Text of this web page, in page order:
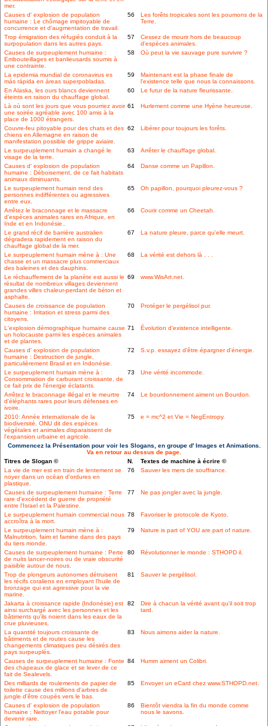
mer.
Causes d' explosion de population
humaine : Le chômage impitoyable de
concurrence et d'augmentation de travail.
56
Les forêts tropicales sont les poumons de la
Terre.
Trop émigration des réfugiés conduit à la
surpopulation dans les autres pays.
57
Cessez de mourir hors de beaucoup
d'espèces animales.
Causes de surpeuplement humaine :
Embouteillages et banlieusards soumis à
une contrainte.
58 Où peut la vie sauvage pure survivre ?
La epidemia mundial de coronavirus es
más rápida en áreas superpobladas.
59
Maintenant est la phase finale de
l'existence telle que nous la connaissons.
En Alaska, les ours blancs deviennent
éteints en raison du chauffage global.
60 Le futur de la nature fleurissante.
Là où sont les jours que vous pourriez avoir
une soirée agréable avec 100 amis à la
place de 1000 étrangers.
61 Hurlement comme une Hyène heureuse.
Couvre-feu pitoyable pour des chats et des
chiens en Allemagne en raison de
manifestation possible de grippe aviaire.
62 Libérer pour toujours les forêts.
Le surpeuplement humain a changé le
visage de la terre.
63 Arrêter le chauffage global.
Causes d' explosion de population
humaine : Déboisement, de ce fait habitats
animaux diminuants.
64 Danse comme un Papillon.
Le surpeuplement humain rend des
personnes indifférentes ou agressives
entre eux.
65 Oh papillon, pourquoi pleurez-vous ?
Arrêtez le braconnage et le massacre
d'espèces animales rares en Afrique, en
Inde et en Indonésie..
66 Courir comme un Cheetah.
Le grand récif de barrière australien
dégradera rapidement en raison du
chauffage global de la mer.
67 La nature pleure, parce qu'elle meurt.
Le surpeuplement humain mène à : Une
chasse et un massacre plus commerciaux
des baleines et des dauphins.
68 La vérité est dehors là . . .
Le réchauffement de la planète est aussi le
résultat de nombreux villages deviennent
grandes villes chaleur-perdant de béton et
asphalte.
69 www.WisArt.net.
Causes de croissance de population
humaine : Irritation et stress parmi des
citoyens.
70 Protéger le pergélisol pur.
L'explosion démographique humaine cause
un holocauste parmi les espèces animales
et de plantes.
71 Évolution d'existence intelligente.
Causes d' explosion de population
humaine : Destruction de jungle,
particulièrement Brasil et en Indonésie.
72 S.v.p. essayez d'être épargner d'énergie.
Le surpeuplement humain mène à :
Consommation de carburant croissante, de
ce fait prix de l'énergie éclatants.
73 Une vérité incommode.
Arrêtez le braconnage illégal et le meurtre
d'éléphants rares pour leurs défenses en
ivoire.
74 Le bourdonnement aiment un Bourdon.
2010: Année internationale de la
biodiversité. ONU dit des espèces
végétales et animales disparaissent de
l'expansion urbaine et agricole.
75 e = mc^2 et Vie = NegEntropy.
Commencez la Présentation pour voir les Slogans, en groupe d' Images et Animations.
Va en retour au dessus de page.
Titres de Slogan ©
N.
Textes de machine à écrire ©
La vie de mer est en train de lentement se
noyer dans un océan d'ordures en
plastique.
76 Sauver les mers de souffrance.
Causes de surpeuplement humaine : Terre
rare d'excédent de guerre de propriété
entre l'Israel et la Palestine.
77 Ne pas jongler avec la jungle.
Le surpeuplement humain commercial nous
accroîtra à la mort.
78 Favoriser le protocole de Kyoto.
Le surpeuplement humain mène à :
Malnutrition, faim et famine dans des pays
du tiers monde.
79 Nature is part of YOU are part of nature.
Causes de surpeuplement humaine : Perte
de nuits lancer-noires ou de vraie obscurité
paisible autour de nous.
80 Révolutionner le monde : STHOPD il.
Trop de plongeurs autonomes détruisent
les récifs coraliens en employant l'huile de
bronzage qui est agressive pour la vie
marine.
81 Sauver le pergélisol.
Jakarta à croissance rapide (Indonésie) est
ainsi surchargé avec les personnes et les
bâtiments qu'ils noient dans les eaux de la
crue pluvieuses.
82
Dire à chacun la vérité avant qu'il soit trop
tard.
La quantité toujours croissante de
bâtiments et de routes cause les
changements climatiques peu désirés des
pays surpeuplés.
83 Nous aimons aider la nature.
Causes de surpeuplement humaine : Fonte
des chapeaux de glace et se lever de ce
fait de Sealevels.
84 Humm aiment un Colibri.
Des milliards de roulements de papier de
toilette cause des millions d'arbres de
jungle d'être coupés vers le bas.
85 Envoyer un eCard chez www.STHOPD.net.
Causes d' explosion de population
humaine : Nettoyer l'eau potable pour
devenir rare.
86
Bientôt viendra la fin du monde comme
nous le savons.